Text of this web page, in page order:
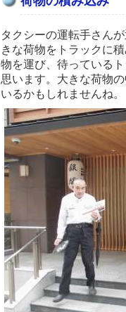
タクシーの運転手さん
きな荷物をトラックに
物を運び、待っている
思います。大きな荷物
いるかもしれませんね。